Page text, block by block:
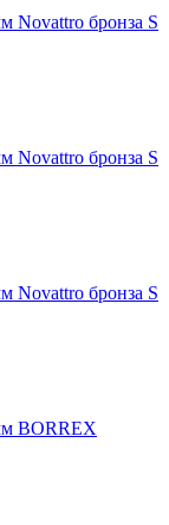
Novattro бронза S
Novattro бронза S
Novattro бронза S
BORREX